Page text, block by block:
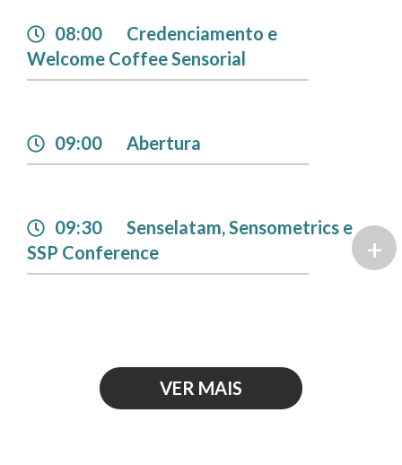
08:00
Credenciamento e
Welcome Coffee Sensorial
09:00 Abertura
09:30
Senselatam, Sensometrics e
SSP Conference
+
VER MAIS